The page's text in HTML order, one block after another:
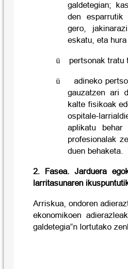
galdetegian;
den esparrutik
gero,
eskatu, eta
ü pertsonak tratu
ü
adineko
gauzatzen ari
kalte fisikoak
ospitale-
aplikatu
profesionalak
duen behaketa.
2. Fasea. Jarduera
larritasunaren
Arriskua, ondoren
ekonomikoen
galdetegia”n lortutako